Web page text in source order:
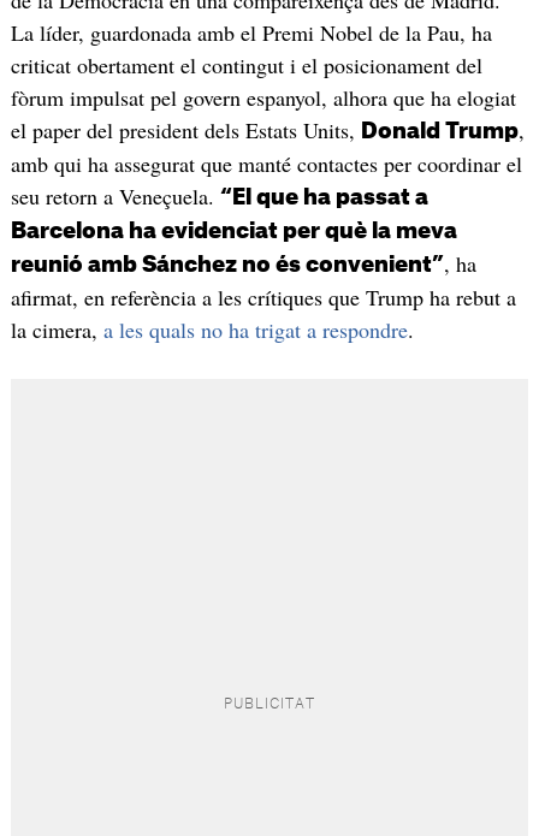
La líder, guardonada amb el Premi Nobel de la Pau, ha
criticat obertament el contingut i el posicionament del
fòrum impulsat pel govern espanyol, alhora que ha elogiat
el paper del president dels Estats Units, Donald Trump,
amb qui ha assegurat que manté contactes per coordinar el
seu retorn a Veneçuela. “El que ha passat a
Barcelona ha evidenciat per què la meva
reunió amb Sánchez no és convenient”, ha
afirmat, en referència a les crítiques que Trump ha rebut a
la cimera, a les quals no ha trigat a respondre.